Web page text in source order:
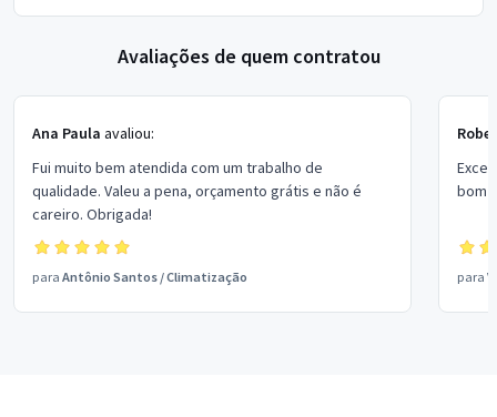
Avaliações de quem contratou
Ana Paula avaliou:
Fui muito bem atendida com um trabalho de
qualidade. Valeu a pena, orçamento grátis e não é
careiro. Obrigada!
para Antônio Santos /Climatização
bom
para